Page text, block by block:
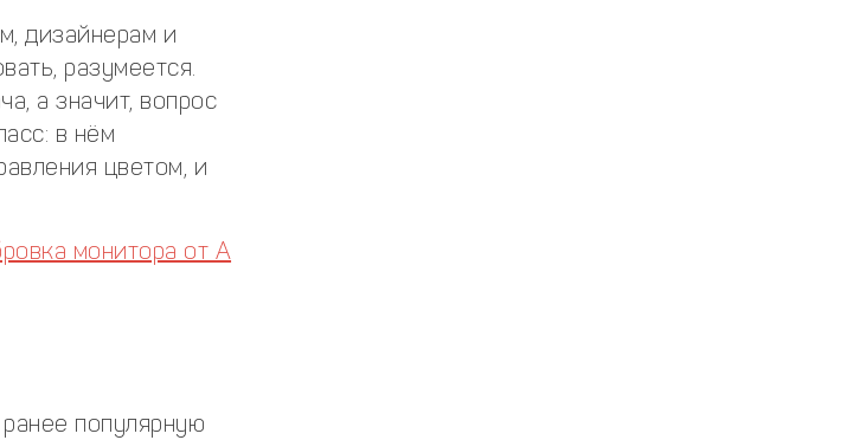
дизайнерам и
разумеется.
а значит, вопрос
в нём
цветом, и
монитора от А
популярную